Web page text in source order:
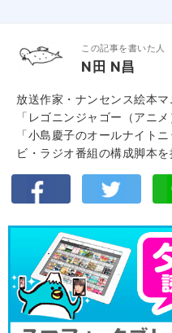
この記事を書いた人
N田 N昌
放送作家・ナンセンス絵本
「レゴニンジャゴー（アニ
「小島慶子のオールナイト
ビ・ラジオ番組の構成脚本を